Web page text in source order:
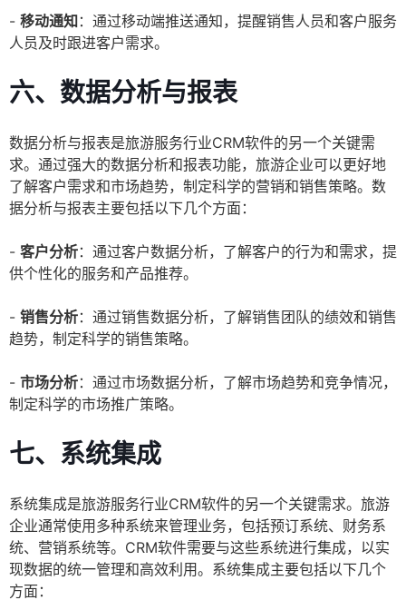
- 移动通知 ：通过移动端推送通知，提醒销售人员和客户服务
人员及时跟进客户需求。
六、数据分析与报表
数据分析与报表是旅游服务行业CRM软件的另一个关键需
求。通过强大的数据分析和报表功能，旅游企业可以更好地
了解客户需求和市场趋势，制定科学的营销和销售策略。数
据分析与报表主要包括以下几个方面：
- 客户分析：通过客户数据分析，了解客户的行为和需求，提
供个性化的服务和产品推荐。
- 销售分析：通过销售数据分析，了解销售团队的绩效和销售
趋势，制定科学的销售策略。
- 市场分析：通过市场数据分析，了解市场趋势和竞争情况，
制定科学的市场推广策略。
七、系统集成
系统集成是旅游服务行业CRM软件的另一个关键需求。旅游
企业通常使用多种系统来管理业务，包括预订系统、财务系
统、营销系统等。CRM软件需要与这些系统进行集成，以实
现数据的统一管理和高效利用。系统集成主要包括以下几个
方面：